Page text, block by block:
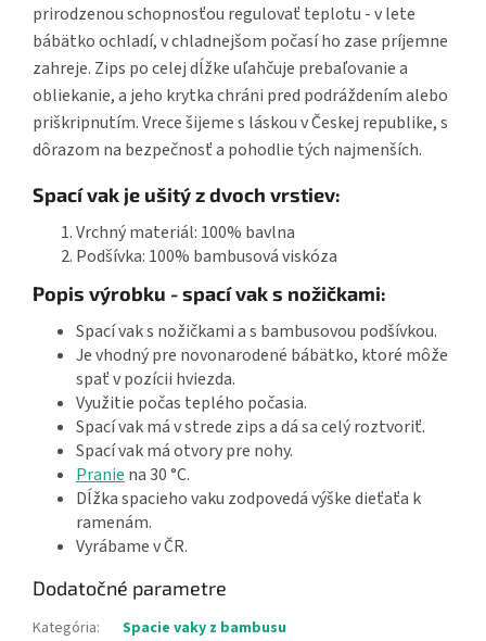
prirodzenou schopnosťou regulovať teplotu - v lete
bábätko ochladí, v chladnejšom počasí ho zase príjemne
zahreje. Zips po celej dĺžke uľahčuje prebaľovanie a
obliekanie, a jeho krytka chráni pred podráždením alebo
priškripnutím. Vrece šijeme s láskou v Českej republike, s
dôrazom na bezpečnosť a pohodlie tých najmenších.
Spací vak je ušitý z dvoch vrstiev:
Vrchný materiál: 100% bavlna
Podšívka: 100% bambusová viskóza
Popis výrobku - spací vak s nožičkami:
Spací vak s nožičkami a s bambusovou podšívkou.
Je vhodný pre novonarodené bábätko, ktoré môže
spať v pozícii hviezda.
Využitie počas teplého počasia.
Spací vak má v strede zips a dá sa celý roztvoriť.
Spací vak má otvory pre nohy.
Pranie na 30 °C.
Dĺžka spacieho vaku zodpovedá výške dieťaťa k
ramenám.
Vyrábame v ČR.
Dodatočné parametre
Kategória:
Spacie vaky z bambusu